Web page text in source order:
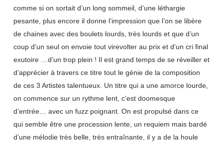
comme si on sortait d’un long sommeil, d’une léthargie
pesante, plus encore il donne l’impression que l’on se libère
de chaines avec des boulets lourds, très lourds et que d’un
coup d’un seul on envoie tout virevolter au prix et d’un cri final
exutoire …d’un trop plein ! Il est grand temps de se réveiller et
d’apprécier à travers ce titre tout le génie de la composition
de ces 3 Artistes talentueux. Un titre qui a une amorce lourde,
on commence sur un rythme lent, c’est doomesque
d’entrée… avec un fuzz poignant. On est propulsé dans ce
qui semble être une procession lente, un requiem mais bardé
d’une mélodie très belle, très entraînante, il y a de la houle